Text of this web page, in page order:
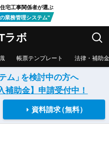
宅工事関係者が選ぶ
業務管理システム"
ラボ
帳票テンプレート 法律・補助金
ム」を検討中の方へ
補助金】申請受付中！
資料請求（無料）